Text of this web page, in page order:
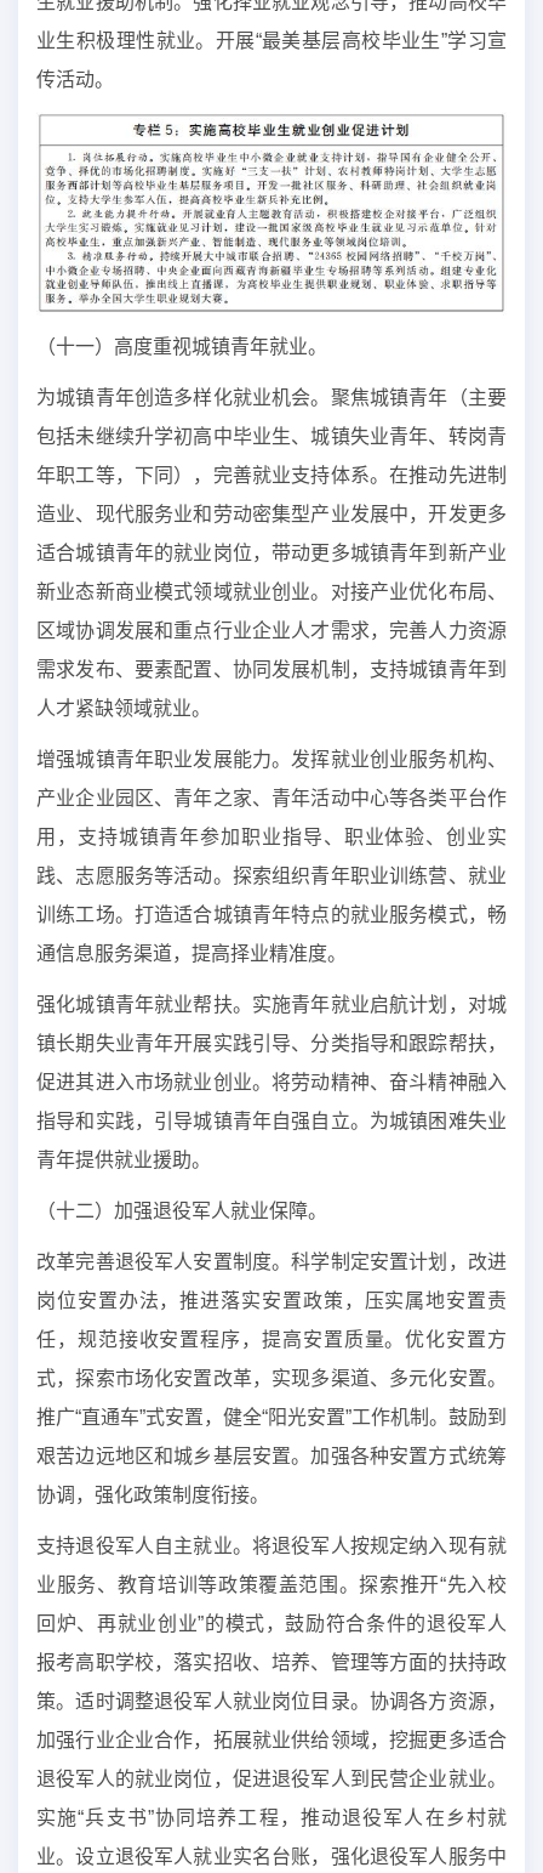
业生积极理性就业。开展“最美基层高校毕业生”学习宣
传活动。
（十一）高度重视城镇青年就业。
为城镇青年创造多样化就业机会。聚焦城镇青年（主要
包括未继续升学初高中毕业生、城镇失业青年、转岗青
年职工等，下同），完善就业支持体系。在推动先进制
造业、现代服务业和劳动密集型产业发展中，开发更多
适合城镇青年的就业岗位，带动更多城镇青年到新产业
新业态新商业模式领域就业创业。对接产业优化布局、
区域协调发展和重点行业企业人才需求，完善人力资源
需求发布、要素配置、协同发展机制，支持城镇青年到
人才紧缺领域就业。
增强城镇青年职业发展能力。发挥就业创业服务机构、
产业企业园区、青年之家、青年活动中心等各类平台作
用，支持城镇青年参加职业指导、职业体验、创业实
践、志愿服务等活动。探索组织青年职业训练营、就业
训练工场。打造适合城镇青年特点的就业服务模式，畅
通信息服务渠道，提高择业精准度。
强化城镇青年就业帮扶。实施青年就业启航计划，对城
镇长期失业青年开展实践引导、分类指导和跟踪帮扶，
促进其进入市场就业创业。将劳动精神、奋斗精神融入
指导和实践，引导城镇青年自强自立。为城镇困难失业
青年提供就业援助。
（十二）加强退役军人就业保障。
改革完善退役军人安置制度。科学制定安置计划，改进
岗位安置办法，推进落实安置政策，压实属地安置责
任，规范接收安置程序，提高安置质量。优化安置方
式，探索市场化安置改革，实现多渠道、多元化安置。
推广“直通车”式安置，健全“阳光安置”工作机制。鼓励到
艰苦边远地区和城乡基层安置。加强各种安置方式统筹
协调，强化政策制度衔接。
支持退役军人自主就业。将退役军人按规定纳入现有就
业服务、教育培训等政策覆盖范围。探索推开“先入校
回炉、再就业创业”的模式，鼓励符合条件的退役军人
报考高职学校，落实招收、培养、管理等方面的扶持政
策。适时调整退役军人就业岗位目录。协调各方资源，
加强行业企业合作，拓展就业供给领域，挖掘更多适合
退役军人的就业岗位，促进退役军人到民营企业就业。
实施“兵支书”协同培养工程，推动退役军人在乡村就
业。设立退役军人就业实名台账，强化退役军人服务中